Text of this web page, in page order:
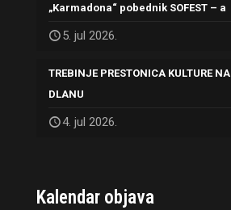
„Karmadona“ pobednik SOFEST – a
5. jul 2026.
TREBINJE PRESTONICA KULTURE NA
DLANU
4. jul 2026.
Kalendar objava